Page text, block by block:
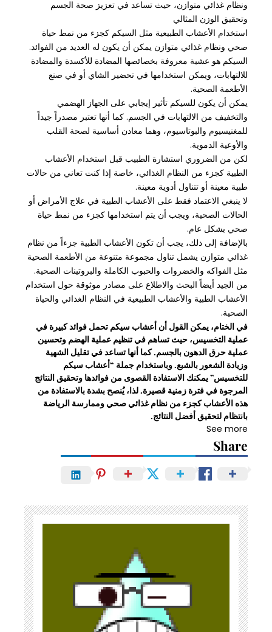
ونظام غذائي متوازن، حيث تساعد في تعزيز صحة الجسم
وتحقيق الوزن المثالي
استخدام الأعشاب الطبيعية مثل السيكم كجزء من نمط حياة
صحي ونظام غذائي متوازن يمكن أن يكون له العديد من الفوائد.
السيكم هو عشبة معروفة بخصائصها المضادة للأكسدة والمضادة
للالتهابات، ويمكن استخدامها في تحضير الشاي أو في صنع
الأطعمة الصحية.
يمكن أن يكون للسيكم تأثير إيجابي على الجهاز الهضمي
والتخفيف من الالتهابات في الجسم. كما أنها تعتبر مصدراً جيداً
للمغنيسيوم والبوتاسيوم، وهما معادن أساسية لصحة القلب
والأوعية الدموية.
لكن من الضروري استشارة الطبيب قبل استخدام الأعشاب
الطبية كجزء من النظام الغذائي، خاصة إذا كنت تعاني من حالات
طبية معينة أو تتناول أدوية معينة.
لا ينبغي الاعتماد فقط على الأعشاب الطبية في علاج الأمراض أو
الحالات الصحية، ويجب أن يتم استخدامها كجزء من نمط حياة
صحي بشكل عام.
بالإضافة إلى ذلك، يجب أن تكون الأعشاب الطبية جزءاً من نظام
غذائي متوازن يشمل تناول مجموعة متنوعة من الأطعمة الصحية
مثل الفواكه والخضروات والحبوب الكاملة والبروتينات الصحية.
من الجيد أيضاً البحث والاطلاع على مصادر موثوقة حول استخدام
الأعشاب الطبية والأعشاب الطبيعية في النظام الغذائي والحياة
الصحية.
في الختام، يمكن القول أن أعشاب سيكم تحمل فوائد كبيرة في
عملية التخسيس، حيث تساهم في تنظيم عملية الهضم وتحسين
عملية حرق الدهون بالجسم. كما أنها تساعد في تقليل الشهية
وزيادة الشعور بالشبع. وباستخدام جملة “أعشاب سيكم
للتخسيس” يمكنك الاستفادة القصوى من فوائدها وتحقيق النتائج
المرجوة في فترة زمنية قصيرة. لذا، يُنصح بشدة بالاستفادة من
هذه الأعشاب كجزء من نظام غذائي صحي وممارسة الرياضة
بانتظام لتحقيق أفضل النتائج.
See more
Share